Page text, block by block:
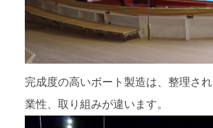
完成度の高いボート製造は、整理さ
業性、取り組みが違います。